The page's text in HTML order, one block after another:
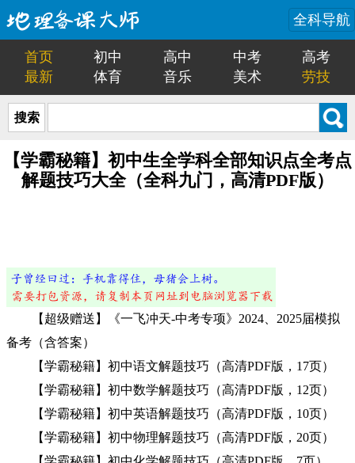
全科导航
首页 初中 高中 中考
高考
最新
体育 音乐 美术 劳技
搜索
【学霸秘籍】初中生全学科全部知识点全考点
解题技巧大全（全科九门，高清PDF版）
【超级赠送】《一飞冲天-中考专项》2024、2025届模拟
备考（含答案）
【学霸秘籍】初中语文解题技巧（高清PDF版，17页）
【学霸秘籍】初中数学解题技巧（高清PDF版，12页）
【学霸秘籍】初中英语解题技巧（高清PDF版，10页）
【学霸秘籍】初中物理解题技巧（高清PDF版，20页）